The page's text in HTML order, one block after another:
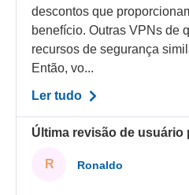
descontos que
benefício. Outras VPNs de
recursos de segurança
Então, vo...
Ler tudo
Última revisão de usuário
R Ronaldo